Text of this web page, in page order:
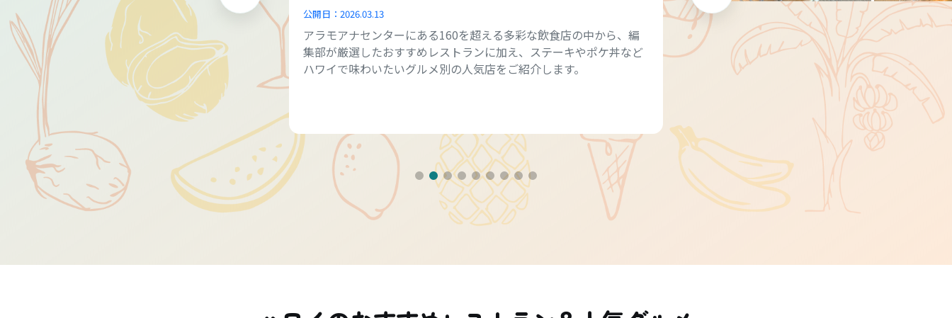
公開日： 2026.03.13
アラモアナセンターにある160を超える多彩な飲食店の中から、編
集部が厳選したおすすめレストランに加え、ステーキやポケ丼など
ハワイで味わいたいグルメ別の人気店をご紹介します。